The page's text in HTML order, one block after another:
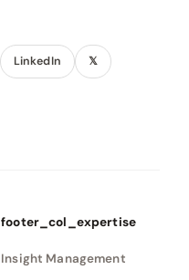
LinkedIn 𝕏
footer_col_expertise
Insight Management